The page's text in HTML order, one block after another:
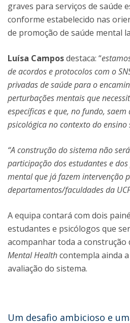
graves para serviços de saúde
conforme estabelecido nas
de promoção de saúde mental
Luísa Camposdestaca: “
de acordos e protocolos com o
privadas de saúde para o
perturbações mentais que
específicas e que, no fundo,
psicológica no contexto do ensino
“A construção do sistema não
participação dos estudantes e
mental que já fazem intervenção
departamentos/faculdades da
A equipa contará com dois
estudantes e psicólogos que
acompanhar toda a construção
Mental Healthcontempla ainda
avaliação do sistema.
Um desafio ambicioso e